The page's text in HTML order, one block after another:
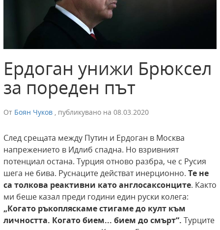
Ердоган унижи Брюксел
за пореден път
От Боян Чуков , публикувано на 08.03.2020
След срещата между Путин и Ердоган в Москва
напрежението в Идлиб спадна. Но взривният
потенциал остана. Турция отново разбра, че с Русия
шега не бива. Руснаците действат инерционно. Те не
са толкова реактивни като англосаксонците. Както
ми беше казал преди години един руски колега:
„Когато ръкопляскаме стигаме до култ към
личността. Когато бием... бием до смърт“. Турците